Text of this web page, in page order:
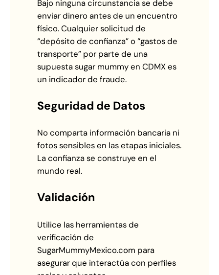
Bajo ninguna circunstancia se debe
enviar dinero antes de un encuentro
físico. Cualquier solicitud de
“depósito de confianza” o “gastos de
transporte” por parte de una
supuesta sugar mummy en CDMX es
un indicador de fraude.
Seguridad de Datos
No comparta información bancaria ni
fotos sensibles en las etapas iniciales.
La confianza se construye en el
mundo real.
Validación
Utilice las herramientas de
verificación de
SugarMummyMexico.com para
asegurar que interactúa con perfiles